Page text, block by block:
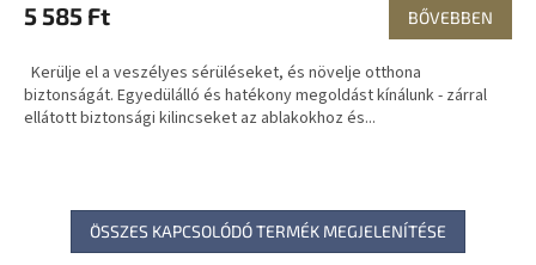
5 585 Ft BŐVEBBEN
Kerülje el a veszélyes sérüléseket, és növelje otthona
biztonságát. Egyedülálló és hatékony megoldást kínálunk - zárral
ellátott biztonsági kilincseket az ablakokhoz és...
ÖSSZES KAPCSOLÓDÓ TERMÉK MEGJELENÍTÉSE